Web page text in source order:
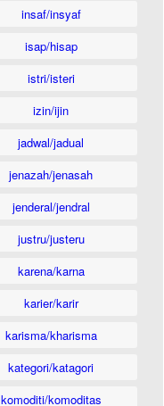
insaf/insyaf
isap/hisap
istri/isteri
izin/ijin
jadwal/jadual
jenazah/jenasah
jenderal/jendral
justru/justeru
karena/karna
karier/karir
karisma/kharisma
kategori/katagori
komoditi/komoditas